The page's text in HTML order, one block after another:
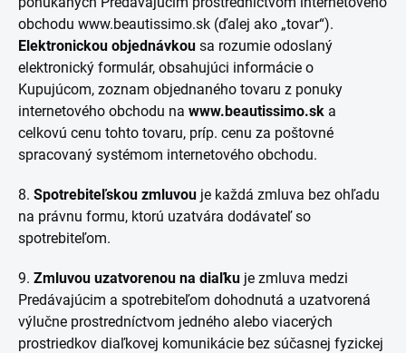
obchodu www.beautissimo.sk (ďalej ako „tovar“).
Elektronickou objednávkou sa rozumie odoslaný
elektronický formulár, obsahujúci informácie o
Kupujúcom, zoznam objednaného tovaru z ponuky
internetového obchodu na www.beautissimo.sk a
celkovú cenu tohto tovaru, príp. cenu za poštovné
spracovaný systémom internetového obchodu.
8. Spotrebiteľskou zmluvou je každá zmluva bez ohľadu
na právnu formu, ktorú uzatvára dodávateľ so
spotrebiteľom.
9. Zmluvou uzatvorenou na diaľku je zmluva medzi
Predávajúcim a spotrebiteľom dohodnutá a uzatvorená
výlučne prostredníctvom jedného alebo viacerých
prostriedkov diaľkovej komunikácie bez súčasnej fyzickej